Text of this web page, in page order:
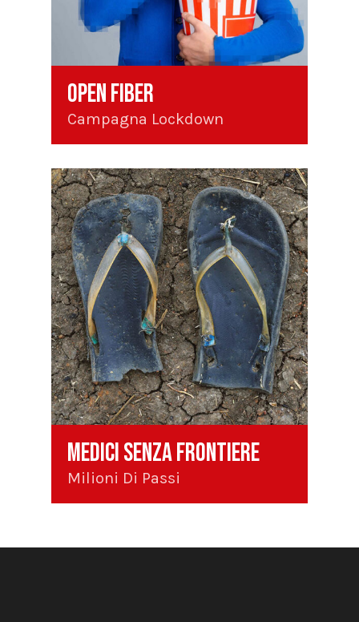
Open Fiber
Campagna Lockdown
Medici Senza Frontiere
Milioni Di Passi